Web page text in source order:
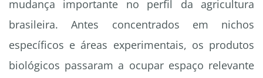
mudança importante no perfil da agricultura
brasileira. Antes concentrados em nichos
específicos e áreas experimentais, os produtos
biológicos passaram a ocupar espaço relevante